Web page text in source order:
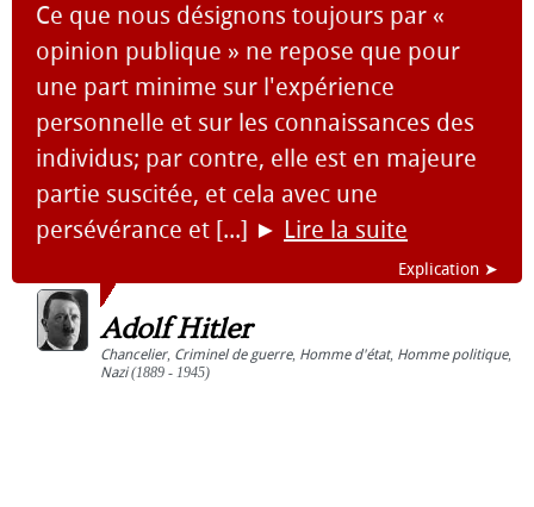
Ce que nous désignons toujours par «
opinion publique » ne repose que pour
une part minime sur l'expérience
personnelle et sur les connaissances des
individus; par contre, elle est en majeure
partie suscitée, et cela avec une
persévérance et [...] ► Lire la suite
Explication ➤
Adolf Hitler
Chancelier, Criminel de guerre, Homme d'état, Homme politique,
Nazi(1889 - 1945)